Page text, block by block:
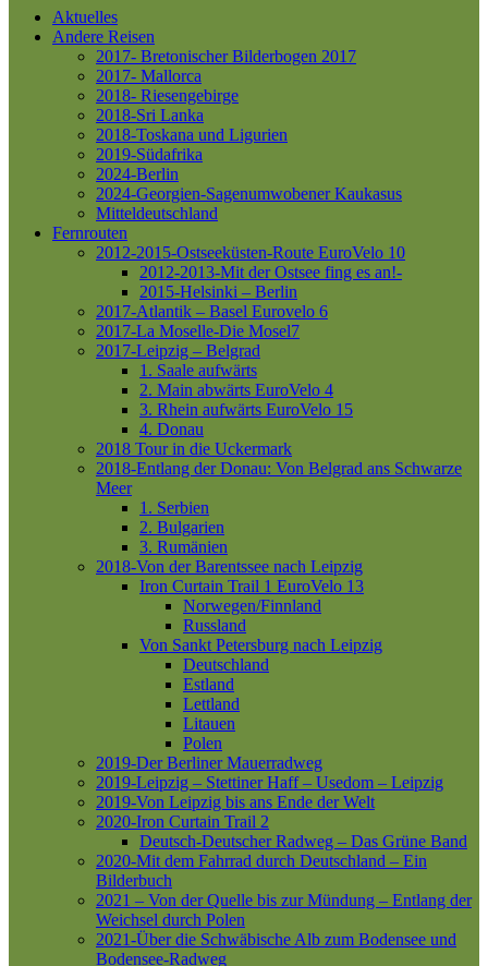
Aktuelles
Andere Reisen
2017- Bretonischer Bilderbogen 2017
2017- Mallorca
2018- Riesengebirge
2018-Sri Lanka
2018-Toskana und Ligurien
2019-Südafrika
2024-Berlin
2024-Georgien-Sagenumwobener Kaukasus
Mitteldeutschland
Fernrouten
2012-2015-Ostseeküsten-Route EuroVelo 10
2012-2013-Mit der Ostsee fing es an!-
2015-Helsinki – Berlin
2017-Atlantik – Basel Eurovelo 6
2017-La Moselle-Die Mosel7
2017-Leipzig – Belgrad
1. Saale aufwärts
2. Main abwärts EuroVelo 4
3. Rhein aufwärts EuroVelo 15
4. Donau
2018 Tour in die Uckermark
2018-Entlang der Donau: Von Belgrad ans Schwarze
Meer
1. Serbien
2. Bulgarien
3. Rumänien
2018-Von der Barentssee nach Leipzig
Iron Curtain Trail 1 EuroVelo 13
Norwegen/Finnland
Russland
Von Sankt Petersburg nach Leipzig
Deutschland
Estland
Lettland
Litauen
Polen
2019-Der Berliner Mauerradweg
2019-Leipzig – Stettiner Haff – Usedom – Leipzig
2019-Von Leipzig bis ans Ende der Welt
2020-Iron Curtain Trail 2
Deutsch-Deutscher Radweg – Das Grüne Band
2020-Mit dem Fahrrad durch Deutschland – Ein
Bilderbuch
2021 – Von der Quelle bis zur Mündung – Entlang der
Weichsel durch Polen
2021-Über die Schwäbische Alb zum Bodensee und
Bodensee-Radweg